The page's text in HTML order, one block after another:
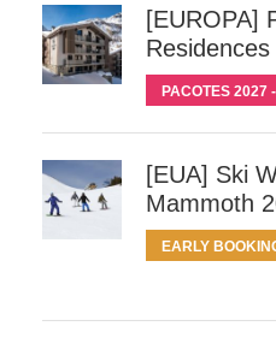
[EUROPA]
Residences
PACOTES 2027
[EUA] Ski
Mammoth
EARLY